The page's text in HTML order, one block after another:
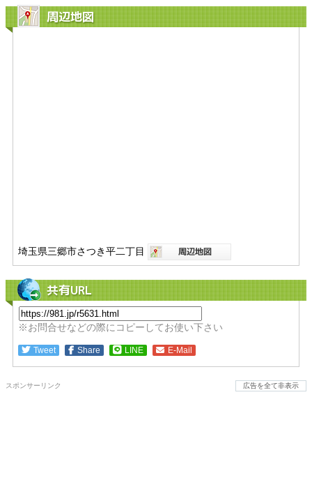
周辺地図
埼玉県三郷市さつき平二丁目
共有URL
※お問合せなどの際にコピーしてお使い下さい
Tweet Share LINE E-Mail
スポンサーリンク 広告を全て非表示